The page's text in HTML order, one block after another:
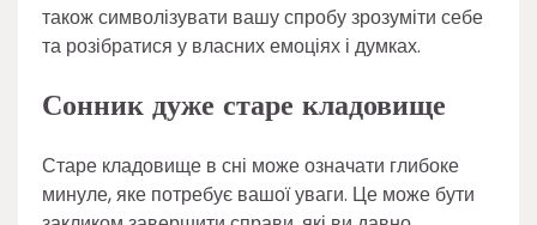
також символізувати вашу спробу зрозуміти себе
та розібратися у власних емоціях і думках.
Сонник дуже старе кладовище
Старе кладовище в сні може означати глибоке
минуле, яке потребує вашої уваги. Це може бути